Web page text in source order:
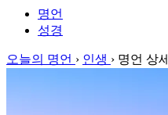
명언
성경
오늘의 명언 › 인생 › 명언 상세